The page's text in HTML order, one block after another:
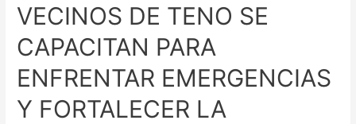
VECINOS DE TENO SE
CAPACITAN PARA
ENFRENTAR EMERGENCIAS
Y FORTALECER LA